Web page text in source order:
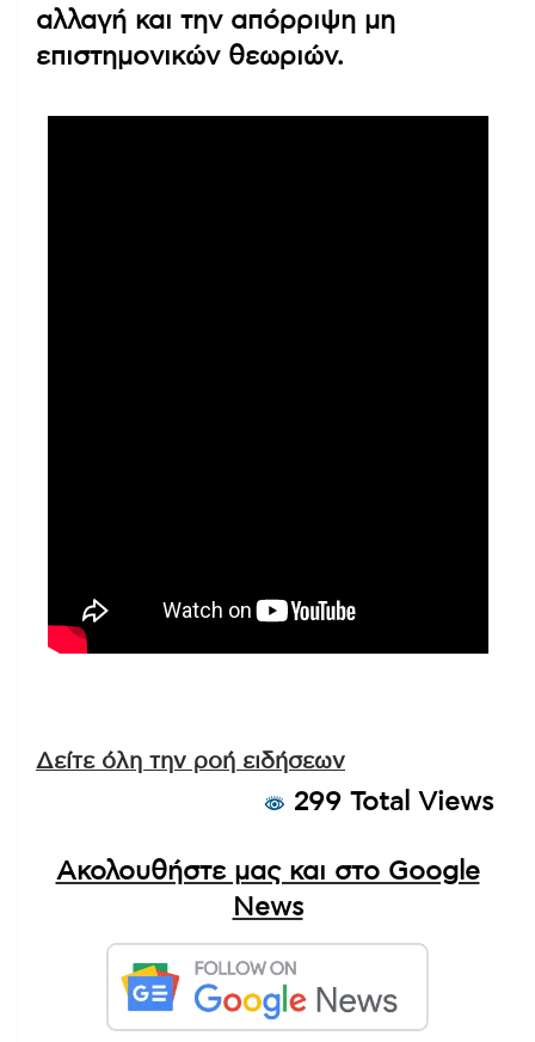
αλλαγή και την απόρριψη μη
επιστημονικών θεωριών.
Δείτε όλη την ροή ειδήσεων
299 Total Views
Ακολουθήστε μας και στο Google
News